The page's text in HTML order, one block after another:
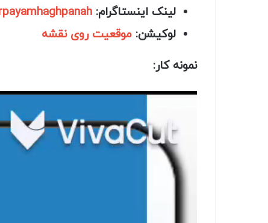
لینک اینستاگرام:
لوکیشن: موقعیت روی نقشه
نمونه کار: